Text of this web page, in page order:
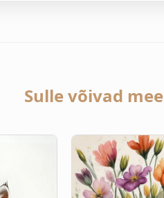
Sulle võivad